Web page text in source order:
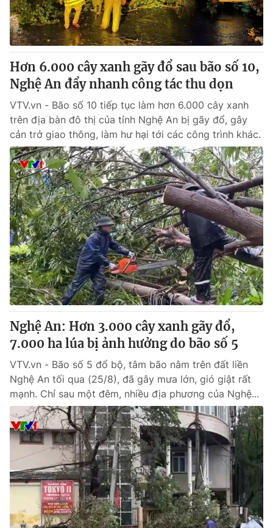
Sản phẩm
Thị trường
Tư vấn
Lịch phát sóng
Chuyên mục khác
Emagazine Podcast
Photo Infographic
Video Shorts video
VTV Money VTV Thể thao
VTV Sức khoẻ Bất động sản
Thị trường 24h Tấm lòng Việt
VTV4 Vươn mình bằng AI
VTV9 VTV8
Liên hệ tòa soạn English
THỜI BÁO VTV
Theo dõi báo trên
Cơ quan chủ quản:Đài Truyền hình Việt Nam
Hơn 6.000 cây xanh gãy đổ sau bão số 10,
Nghệ An đẩy nhanh công tác thu dọn
VTV.vn - Bão số 10 tiếp tục làm hơn 6.000 cây xanh
trên địa bàn đô thị của tỉnh Nghệ An bị gãy đổ, gây
cản trở giao thông, làm hư hại tới các công trình khác.
Nghệ An: Hơn 3.000 cây xanh gãy đổ,
7.000 ha lúa bị ảnh hưởng do bão số 5
VTV.vn - Bão số 5 đổ bộ, tâm bão nằm trên đất liền
Nghệ An tối qua (25/8), đã gây mưa lớn, gió giật rất
mạnh. Chỉ sau một đêm, nhiều địa phương của Nghệ...